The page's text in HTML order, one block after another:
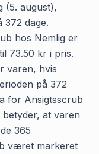
(5. august),
dage.
hos Nemlig er
73.50 kr i pris.
varen, hvis
på 372
for Ansigtsscrub
betyder, at varen
365
været markeret